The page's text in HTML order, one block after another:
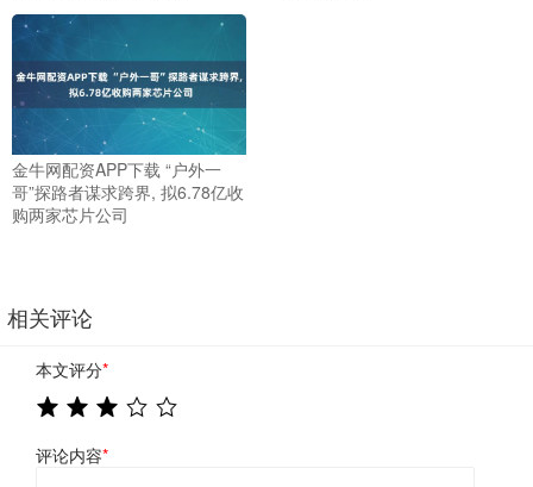
金牛网配资APP下载 “户外一
哥”探路者谋求跨界, 拟6.78亿收
购两家芯片公司
相关评论
本文评分*
评论内容*